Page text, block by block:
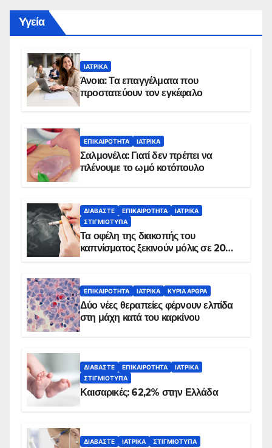
Yγεία
ΙΑΤΡΙΚΆ
Άνοια: Τα επαγγέλματα που
προστατεύουν τον εγκέφαλο
ΕΠΙΚΑΙΡΌΤΗΤΑ ΙΑΤΡΙΚΆ
Σαλμονέλα: Γιατί δεν πρέπει να
πλένουμε το ωμό κοτόπουλο
ΔΙΑΒΆΣΤΕ ΕΠΙΚΑΙΡΌΤΗΤΑ
ΙΑΤΡΙΚΆ
ΣΤΙΓΜΙΌΤΥΠΑ
Τα οφέλη της διακοπής του
καπνίσματος ξεκινούν μόλις σε 20
ΕΠΙΚΑΙΡΌΤΗΤΑ ΙΑΤΡΙΚΆ ΚΥΡΙΑ ΑΡΘΡΑ
Δύο νέες θεραπείες φέρνουν ελπίδα
στη μάχη κατά του καρκίνου
ΔΙΑΒΆΣΤΕ ΕΠΙΚΑΙΡΌΤΗΤΑ
ΙΑΤΡΙΚΆ
ΣΤΙΓΜΙΌΤΥΠΑ
Καισαρικές: 62,2% στην Ελλάδα
ΔΙΑΒΆΣΤΕ ΙΑΤΡΙΚΆ ΣΤΙΓΜΙΌΤΥΠΑ